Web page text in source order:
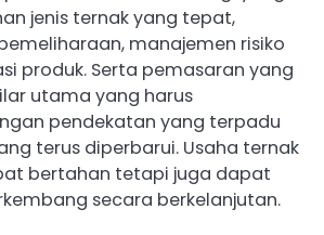
jenis ternak yang tepat,
manajemen risiko
produk. Serta pemasaran yang
utama yang harus
pendekatan yang terpadu
terus diperbarui. Usaha ternak
bertahan tetapi juga dapat
secara berkelanjutan.